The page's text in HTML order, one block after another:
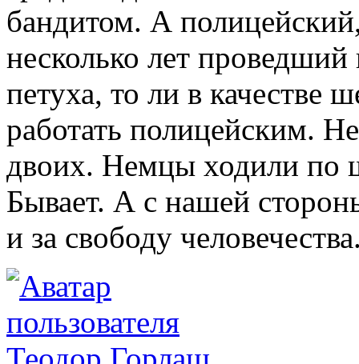
бандитом. А
несколько лет проведший
петуха, то ли в качестве
работать полицейским.
двоих. Немцы ходили по
Бывает. А с нашей
и за свободу